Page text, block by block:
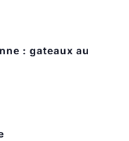
: gateaux au